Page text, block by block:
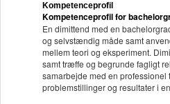
Kompetenceprofil
Kompetenceprofil for
En dimittend med en
og selvstændig måde samt
mellem teori og eksperiment.
samt træffe og begrunde fagligt
samarbejde med en
problemstillinger og resultater i